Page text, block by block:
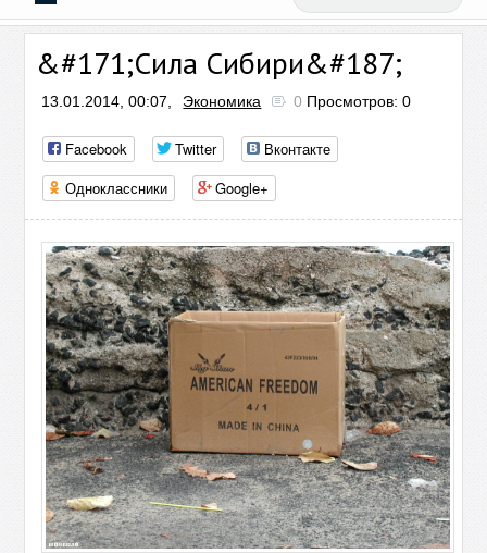
&#171;Сила Сибири&#187;
13.01.2014, 00:07, Экономика 0 Просмотров: 0
Facebook Twitter
Вконтакте
Одноклассники
Google+